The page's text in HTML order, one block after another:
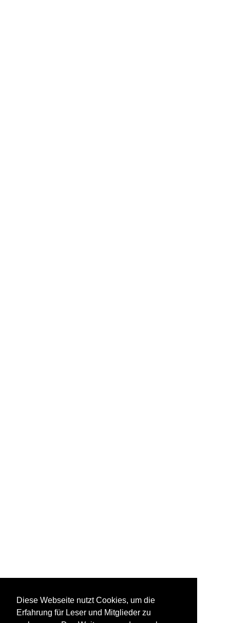
Diese Webseite nutzt Cookies, um die
Erfahrung für Leser und Mitglieder zu